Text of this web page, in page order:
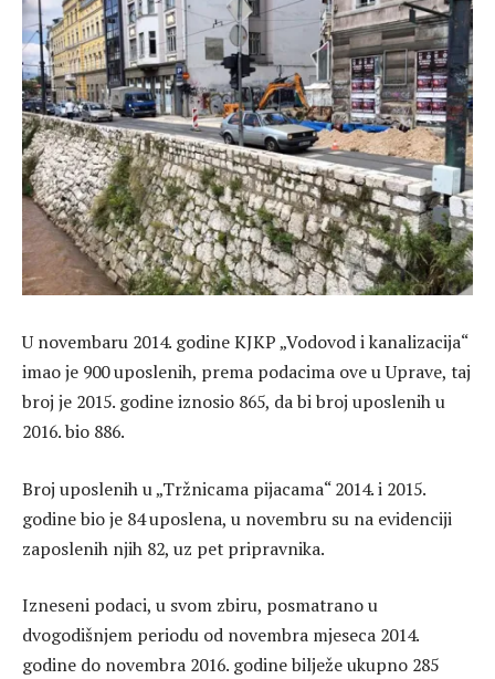
U novembaru 2014. godine KJKP „Vodovod i kanalizacija“
imao je 900 uposlenih, prema podacima ove u Uprave, taj
broj je 2015. godine iznosio 865, da bi broj uposlenih u
2016. bio 886.
Broj uposlenih u „Tržnicama pijacama“ 2014. i 2015.
godine bio je 84 uposlena, u novembru su na evidenciji
zaposlenih njih 82, uz pet pripravnika.
Izneseni podaci, u svom zbiru, posmatrano u
dvogodišnjem periodu od novembra mjeseca 2014.
godine do novembra 2016. godine bilježe ukupno 285